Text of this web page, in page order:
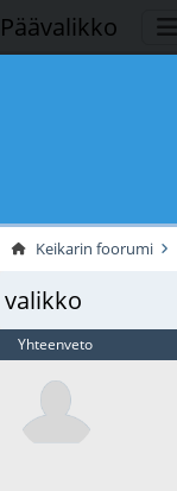
Päävalikko
Keikarin foorumi
valikko
Yhteenveto